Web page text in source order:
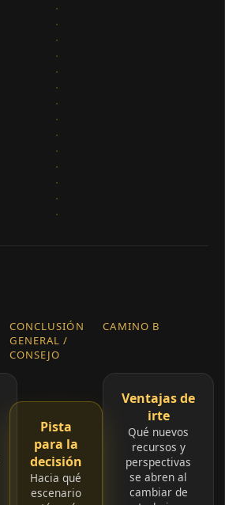
CONCLUSIÓN
GENERAL /
CONSEJO
Pista
para la
decisión
Hacia qué
escenario
CAMINO B
Ventajas de
irte
Qué nuevos
recursos y
perspectivas
se abren al
cambiar de